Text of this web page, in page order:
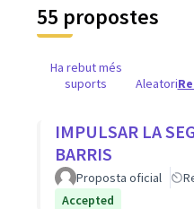
55 propostes
Ha rebut més
suports
Aleatori
IMPULSAR LA
BARRIS
Proposta oficial
Accepted